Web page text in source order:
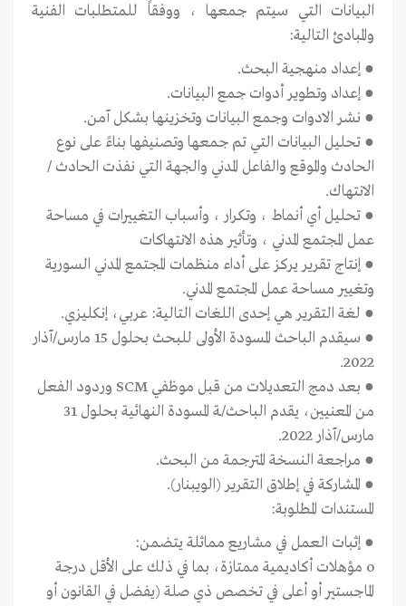
البيانات التي سيتم جمعها، ووفقاً للمتطلبات الفنية
والمبادئ التالية:
● إعداد منهجية البحث.
● إعداد وتطوير أدوات جمع البيانات.
● نشر الادوات وجمع البيانات وتخزينها بشكل آمن.
● تحليل البيانات التي تم جمعها وتصنيفها بناءً على نوع
الحادث والموقع والفاعل المدني والجهة التي نفذت الحادث /
الانتهاك.
● تحليل أي أنماط ، وتكرار ، وأسباب التغييرات في مساحة
عمل المجتمع المدني ، وتأثير هذه الانتهاكات
● إنتاج تقرير يركز على أداء منظمات المجتمع المدني السورية
وتغيير مساحة عمل المجتمع المدني.
● لغة التقرير هي إحدى اللغات التالية: عربي، إنكليزي.
● سيقدم الباحث المسودة الأولى للبحث بحلول
2022
.
● بعد دمج التعديلات من قبل موظفي SCM وردود الفعل
من المعنيين، يقدم الباحث/ـة المسودة النهائية بحلول 31
مارس/آذار 2022.
● مراجعة النسخة المترجمة من البحث.
● المشاركة في إطلاق التقرير (الويبنار).
المستندات المطلوبة:
● إثبات العمل في مشاريع مماثلة يتضمن:
o مؤهلات أكاديمية ممتازة، بما في ذلك على الأقل درجة
الماجستير أو أعلى في تخصص ذي صلة (يفضل في القانون أو